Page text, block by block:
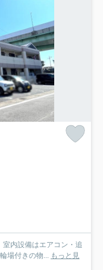
内設備はエアコン・追
場付きの物... もっと見